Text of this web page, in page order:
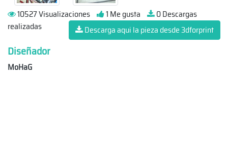
10527 Visualizaciones 1 Me gusta
0 Descargas
realizadas
Descarga aqui la pieza desde 3dforprint
Diseñador
MoHaG